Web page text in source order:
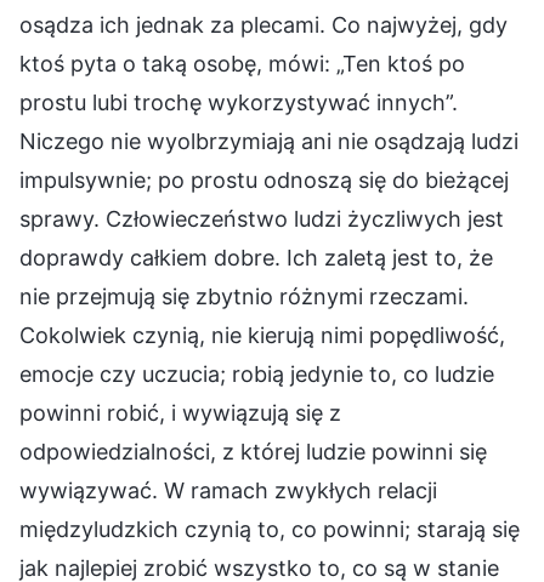
osądza ich jednak za plecami. Co najwyżej, gdy
ktoś pyta o taką osobę, mówi: „Ten ktoś po
prostu lubi trochę wykorzystywać innych”.
Niczego nie wyolbrzymiają ani nie osądzają ludzi
impulsywnie; po prostu odnoszą się do bieżącej
sprawy. Człowieczeństwo ludzi życzliwych jest
doprawdy całkiem dobre. Ich zaletą jest to, że
nie przejmują się zbytnio różnymi rzeczami.
Cokolwiek czynią, nie kierują nimi popędliwość,
emocje czy uczucia; robią jedynie to, co ludzie
powinni robić, i wywiązują się z
odpowiedzialności, z której ludzie powinni się
wywiązywać. W ramach zwykłych relacji
międzyludzkich czynią to, co powinni; starają się
jak najlepiej zrobić wszystko to, co są w stanie